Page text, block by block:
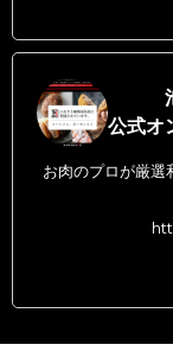
公式オ
お肉のプロが厳選